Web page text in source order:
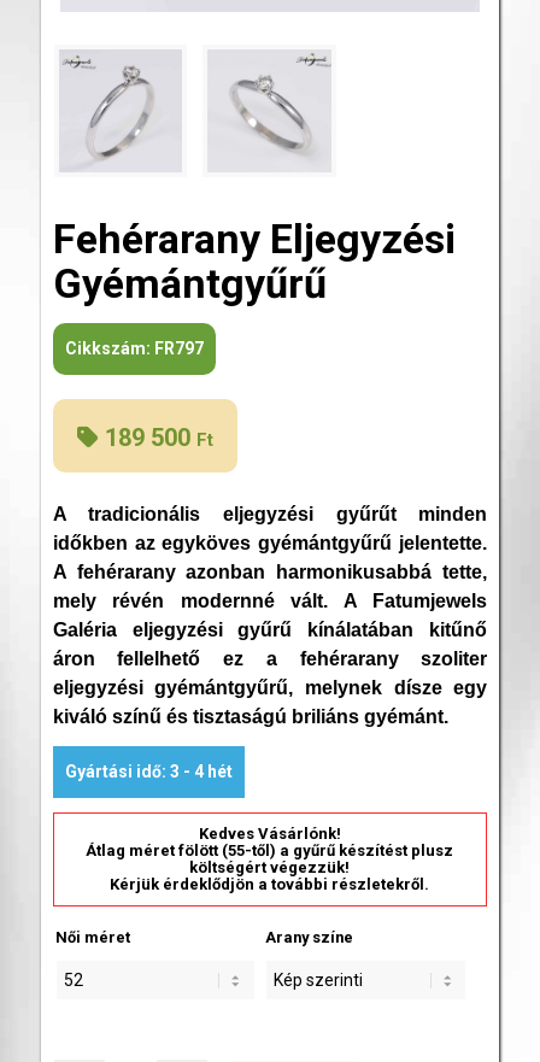
Fehérarany Eljegyzési
Gyémántgyűrű
Cikkszám: FR797
189 500 Ft
A tradicionális eljegyzési gyűrűt minden
időkben az egyköves gyémántgyűrű jelentette.
A fehérarany azonban harmonikusabbá tette,
mely révén modernné vált. A Fatumjewels
Galéria eljegyzési gyűrű kínálatában kitűnő
áron fellelhető ez a fehérarany szoliter
eljegyzési gyémántgyűrű, melynek dísze egy
kiváló színű és tisztaságú briliáns gyémánt.
Gyártási idő: 3 - 4 hét
Kedves Vásárlónk!
Átlag méret fölött (55-től) a gyűrű készítést plusz
költségért végezzük!
Kérjük érdeklődjön a további részletekről.
Női méret Arany színe